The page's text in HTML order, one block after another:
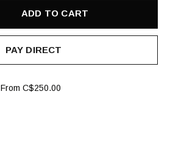
ADD TO CART
PAY DIRECT
From C$250.00